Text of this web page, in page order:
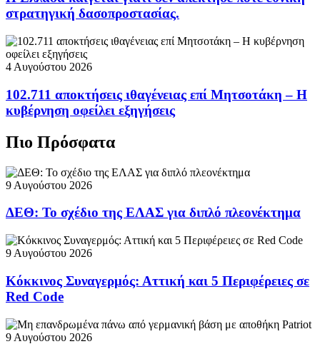
στρατηγική δασοπροστασίας.
4 Αυγούστου 2026
102.711 αποκτήσεις ιθαγένειας επί Μητσοτάκη – Η
κυβέρνηση οφείλει εξηγήσεις
Πιο Πρόσφατα
9 Αυγούστου 2026
ΔΕΘ: Το σχέδιο της ΕΛΑΣ για διπλό πλεονέκτημα
9 Αυγούστου 2026
Κόκκινος Συναγερμός: Αττική και 5 Περιφέρειες σε
Red Code
9 Αυγούστου 2026